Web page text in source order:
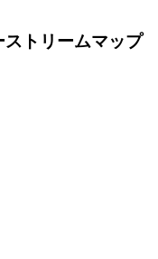
トリームマップ